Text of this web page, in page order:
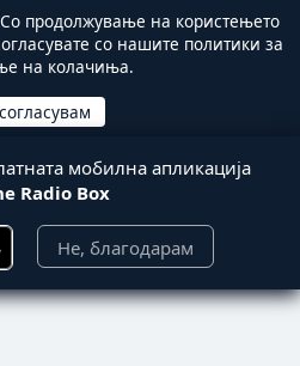
продолжување на користењето
со нашите политики за
на колачиња.
мобилна апликација
Radio Box
Не, благодарам